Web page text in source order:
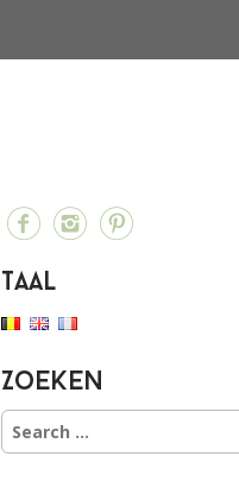
Taal
Zoeken
S
e